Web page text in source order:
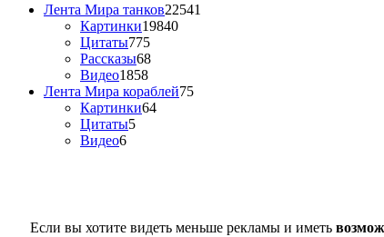
Лента Мира танков22541
Картинки19840
Цитаты775
Рассказы68
Видео1858
Лента Мира кораблей75
Картинки64
Цитаты5
Видео6
Если вы хотите видеть меньше рекламы и иметь